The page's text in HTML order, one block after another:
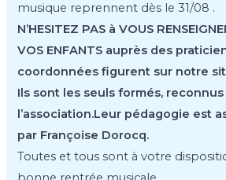
musique reprennent dès le 31/08 .
N’HESITEZ PAS à VOUS
VOS ENFANTS auprès des
coordonnées figurent sur notre
Ils sont les seuls formés,
l’association.Leur pédagogie est
par Françoise Dorocq.
Toutes et tous sont à votre